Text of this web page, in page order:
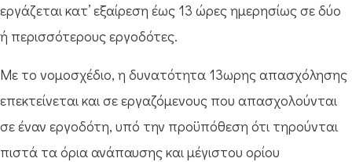
εργάζεται κατ’ εξαίρεση έως 13 ώρες ημερησίως σε δύο
ή περισσότερους εργοδότες.
Με το νομοσχέδιο, η δυνατότητα 13ωρης απασχόλησης
επεκτείνεται και σε εργαζόμενους που απασχολούνται
σε έναν εργοδότη, υπό την προϋπόθεση ότι τηρούνται
πιστά τα όρια ανάπαυσης και μέγιστου ορίου